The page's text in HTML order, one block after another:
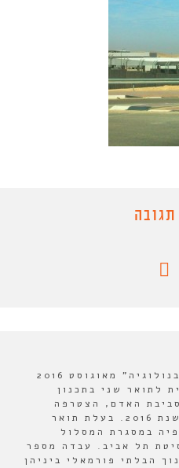
עורכת מדור ספרים ב"אורבנולוגיה" מאוגוסט 2016
סטודנטית לתואר שני בתכנון
האדם, הצטרפה
למעבדה לעיצוב עירוני בשנת 2016. בעלת תואר
במסגרת המסלול
תל אביב. עבדה מספר
הבלתי פורמאלי ביניהן